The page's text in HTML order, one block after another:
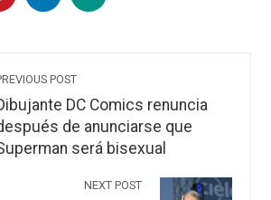
POST
DC Comics renuncia
de anunciarse que
será bisexual
NEXT POST